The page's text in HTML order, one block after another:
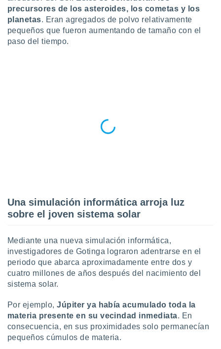
en
más
cookies
aceptar
sitio
te
de que
el sitio
se
para
precursores de los asteroides, los cometas y los
planetas. Eran agregados de polvo relativamente
pequeños que fueron aumentando de tamaño con el
paso del tiempo.
Una simulación informática arroja luz
sobre el joven sistema solar
Mediante una nueva simulación informática,
investigadores de Gotinga lograron adentrarse en el
periodo que abarca aproximadamente entre dos y
cuatro millones de años después del nacimiento del
sistema solar.
Por ejemplo,Júpiter ya había acumulado toda la
materia presente en su vecindad inmediata. En
consecuencia, en sus proximidades solo permanecían
pequeños cúmulos de materia.